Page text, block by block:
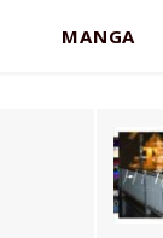
MANGA